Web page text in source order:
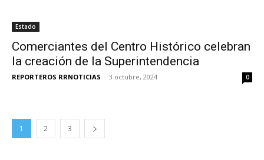
Estado
Comerciantes del Centro Histórico celebran
la creación de la Superintendencia
REPORTEROS RRNOTICIAS - 3 octubre, 2024 0
1 2 3